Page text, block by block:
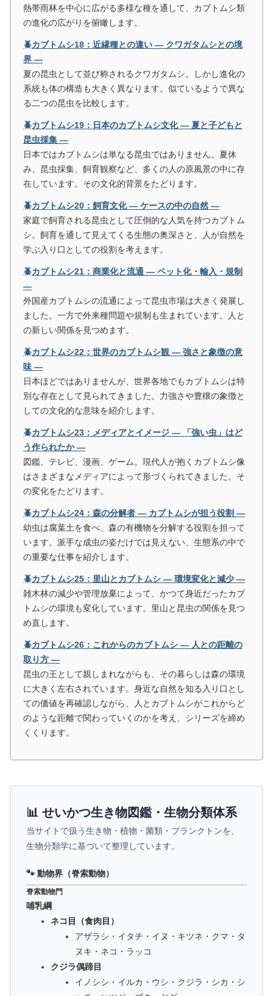
熱帯雨林を中心に広がる多様な種を通して、カブトムシ類
の進化の広がりを俯瞰します。
🪲カブトムシ18：近縁種との違い ― クワガタムシとの境
界 ―
夏の昆虫として並び称されるクワガタムシ。しかし進化の
系統も体の構造も大きく異なります。似ているようで異な
る二つの昆虫を比較します。
🪲カブトムシ19：日本のカブトムシ文化 ― 夏と子どもと
昆虫採集 ―
日本ではカブトムシは単なる昆虫ではありません。夏休
み、昆虫採集、飼育観察など、多くの人の原風景の中に存
在しています。その文化的背景をたどります。
🪲カブトムシ20：飼育文化 ― ケースの中の自然 ―
家庭で飼育される昆虫として圧倒的な人気を持つカブトム
シ。飼育を通して見えてくる生態の奥深さと、人が自然を
学ぶ入り口としての役割を考えます。
🪲カブトムシ21：商業化と流通 ― ペット化・輸入・規制
―
外国産カブトムシの流通によって昆虫市場は大きく発展し
ました。一方で外来種問題や規制も生まれています。人と
の新しい関係を見つめます。
🪲カブトムシ22：世界のカブトムシ観 ― 強さと象徴の意
味 ―
日本ほどではありませんが、世界各地でもカブトムシは特
別な存在として見られてきました。力強さや豊穣の象徴と
しての文化的な意味を紹介します。
🪲カブトムシ23：メディアとイメージ ― 「強い虫」はど
う作られたか ―
図鑑、テレビ、漫画、ゲーム。現代人が抱くカブトムシ像
はさまざまなメディアによって形づくられてきました。そ
の変化をたどります。
🪲カブトムシ24：森の分解者 ― カブトムシが担う役割 ―
幼虫は腐葉土を食べ、森の有機物を分解する役割を担って
います。派手な成虫の姿だけでは見えない、生態系の中で
の重要な仕事を紹介します。
🪲カブトムシ25：里山とカブトムシ ― 環境変化と減少 ―
雑木林の減少や管理放棄によって、かつて身近だったカブ
トムシの環境も変化しています。里山と昆虫の関係を見つ
め直します。
🪲カブトムシ26：これからのカブトムシ ― 人との距離の
取り方 ―
昆虫の王として親しまれながらも、その暮らしは森の環境
に大きく左右されています。身近な自然を知る入り口とし
ての価値を再確認しながら、人とカブトムシがこれからど
のような距離で関わっていくのかを考え、シリーズを締め
くくります。
📊 せいかつ生き物図鑑・生物分類体系
当サイトで扱う生き物・植物・菌類・プランクトンを、
生物分類学に基づいて整理しています。
🐾 動物界（脊索動物）
脊索動物門
哺乳綱
ネコ目（食肉目）
アザラシ・イタチ・イヌ・キツネ・クマ・タ
ヌキ・ネコ・ラッコ
クジラ偶蹄目
イノシシ・イルカ・ウシ・クジラ・シカ・シ